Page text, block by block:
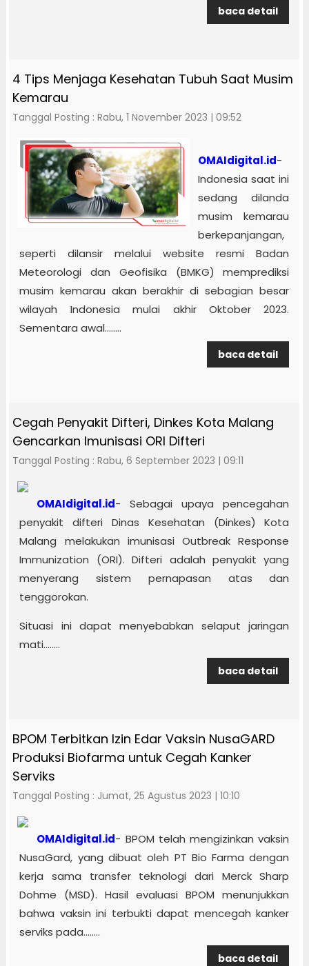
baca detail
4 Tips Menjaga Kesehatan Tubuh Saat Musim
Kemarau
Tanggal Posting : Rabu, 1 November 2023 | 09:52
OMAIdigital.id-
Indonesia saat ini
sedang dilanda
musim kemarau
berkepanjangan,
seperti dilansir melalui website resmi Badan
Meteorologi dan Geofisika (BMKG) memprediksi
musim kemarau akan berakhir di sebagian besar
wilayah Indonesia mulai akhir Oktober 2023.
Sementara awal........
baca detail
Cegah Penyakit Difteri, Dinkes Kota Malang
Gencarkan Imunisasi ORI Difteri
Tanggal Posting : Rabu, 6 September 2023 | 09:11
OMAIdigital.id- Sebagai upaya pencegahan
penyakit difteri Dinas Kesehatan (Dinkes) Kota
Malang melakukan imunisasi Outbreak Response
Immunization (ORI). Difteri adalah penyakit yang
menyerang sistem pernapasan atas dan
tenggorokan.
Situasi ini dapat menyebabkan selaput jaringan
mati........
baca detail
BPOM Terbitkan Izin Edar Vaksin NusaGARD
Produksi Biofarma untuk Cegah Kanker
Serviks
Tanggal Posting : Jumat, 25 Agustus 2023 | 10:10
OMAIdigital.id- BPOM telah mengizinkan vaksin
NusaGard, yang dibuat oleh PT Bio Farma dengan
kerja sama transfer teknologi dari Merck Sharp
Dohme (MSD). Hasil evaluasi BPOM menunjukkan
bahwa vaksin ini terbukti dapat mencegah kanker
serviks pada........
baca detail